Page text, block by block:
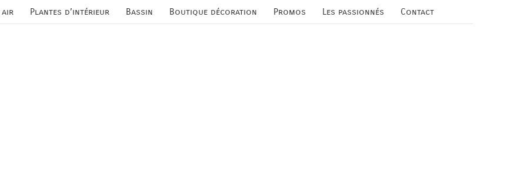
air Plantes d’intérieur Bassin Boutique décoration Promos Les passionnés Contact